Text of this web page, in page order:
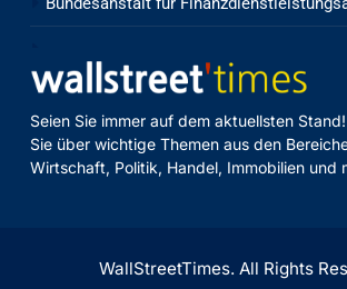
Seien Sie immer auf dem aktuellsten
Sie über wichtige Themen aus den
Wirtschaft, Politik, Handel, Immobilien und
WallStreetTimes. All Rights